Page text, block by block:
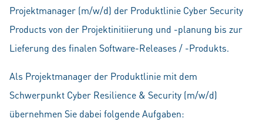
Projektmanager (m/w/d) der Produktlinie Cyber Security
Products von der Projektinitiierung und -planung bis zur
Lieferung des finalen Software-Releases / -Produkts.
Als Projektmanager der Produktlinie mit dem
Schwerpunkt Cyber Resilience & Security (m/w/d)
übernehmen Sie dabei folgende Aufgaben: